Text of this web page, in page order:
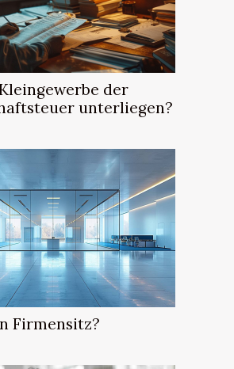
der
unterliegen?
Firmensitz?